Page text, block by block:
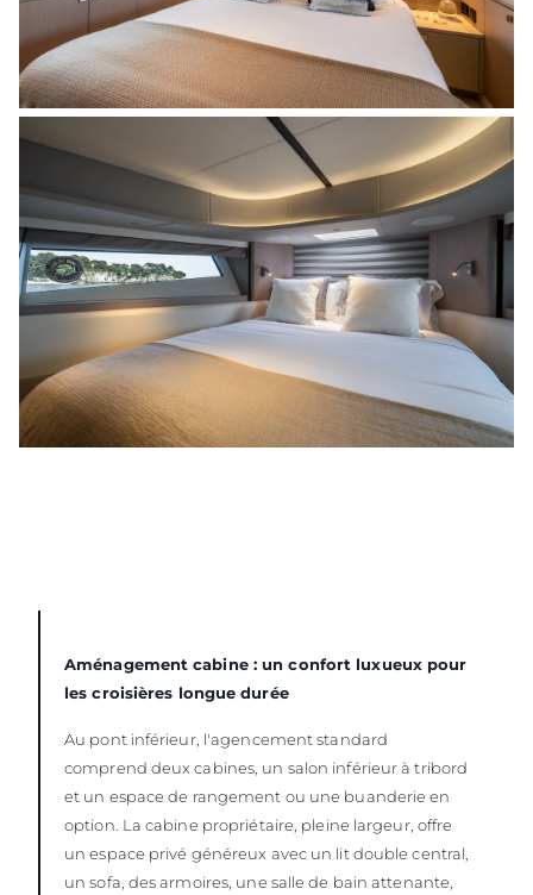
Aménagement cabine : un confort luxueux pour
les croisières longue durée
Au pont inférieur, l'agencement standard
comprend deux cabines, un salon inférieur à tribord
et un espace de rangement ou une buanderie en
option. La cabine propriétaire, pleine largeur, offre
un espace privé généreux avec un lit double central,
un sofa, des armoires, une salle de bain attenante,